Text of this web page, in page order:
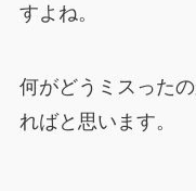
すよね。
何がどうミスった
ればと思います。